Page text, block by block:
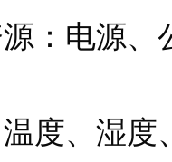
：电源
度、湿